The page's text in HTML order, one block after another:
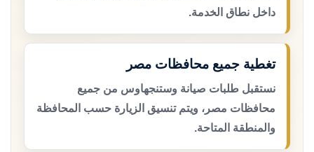
داخل نطاق الخدمة.
تغطية جميع محافظات مصر
نستقبل طلبات صيانة وستنجهاوس من جميع
محافظات مصر، ويتم تنسيق الزيارة حسب المحافظة
والمنطقة المتاحة.